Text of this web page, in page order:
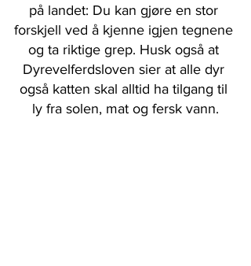
på landet: Du kan gjøre en stor
forskjell ved å kjenne igjen tegnene
og ta riktige grep. Husk også at
Dyrevelferdsloven sier at alle dyr
også katten skal alltid ha tilgang til
ly fra solen, mat og fersk vann.